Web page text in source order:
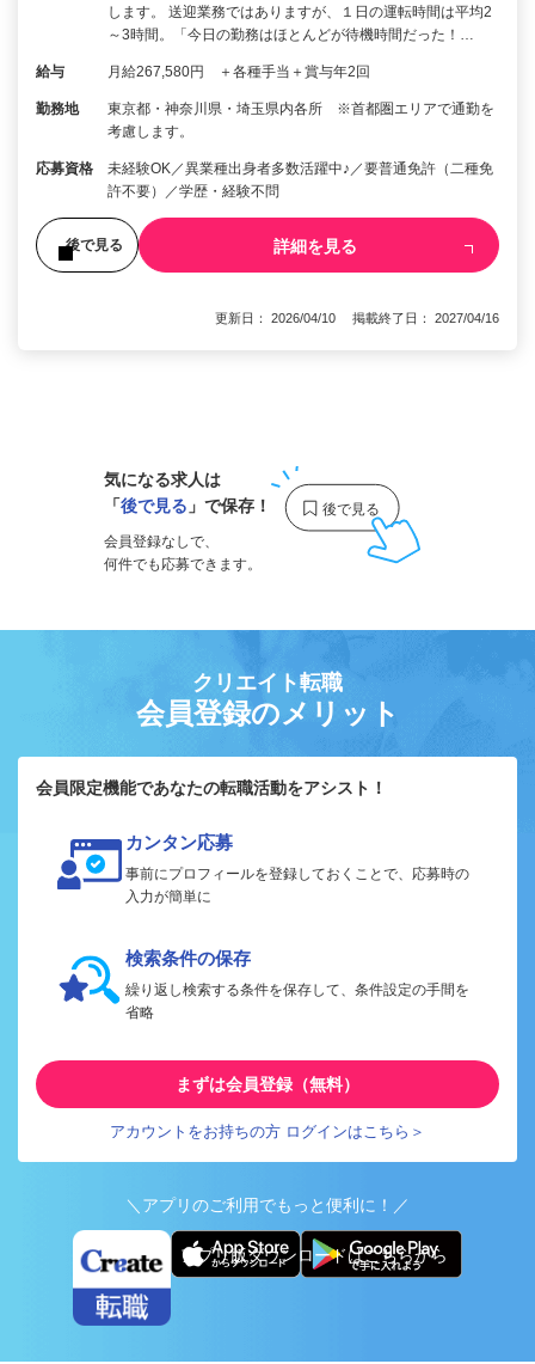
します。 送迎業務ではありますが、１日の運転時間は平均2
～3時間。「今日の勤務はほとんどが待機時間だった！…
給与 月給267,580円 ＋各種手当＋賞与年2回
勤務地
東京都・神奈川県・埼玉県内各所 ※首都圏エリアで通勤を
考慮します。
応募資格
未経験OK／異業種出身者多数活躍中♪／要普通免許（二種免
許不要）／学歴・経験不問
後で見る 詳細を見る
更新日： 2026/04/10 掲載終了日： 2027/04/16
気になる求人は
「後で見る 」で保存！
会員登録なしで、
何件でも応募できます。
クリエイト転職
会員登録のメリット
会員限定機能であなたの転職活動をアシスト！
カンタン応募
事前にプロフィールを登録しておくことで、応募時の
入力が簡単に
検索条件の保存
繰り返し検索する条件を保存して、条件設定の手間を
省略
まずは会員登録（無料）
アカウントをお持ちの方 ログインはこちら＞
＼アプリのご利用でもっと便利に！／
アプリ版ダウンロードはこちらから